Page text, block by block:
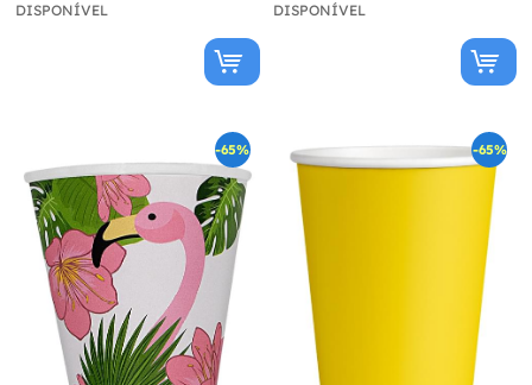
DISPONÍVEL DISPONÍVEL
-65% -65%